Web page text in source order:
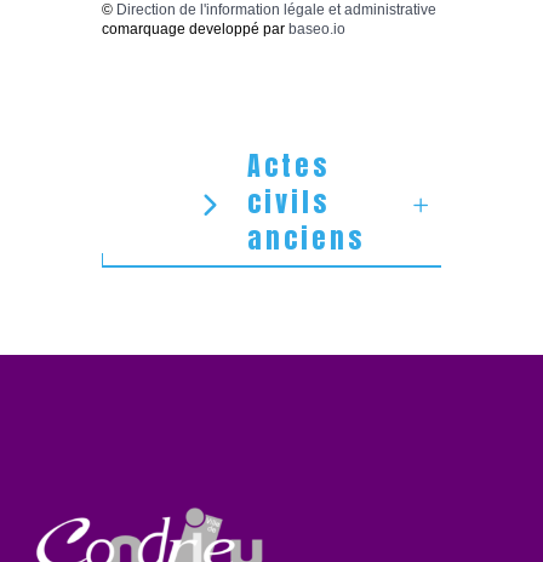
© Direction de l'information légale et administrative
comarquage developpé par baseo.io
Actes
civils
anciens